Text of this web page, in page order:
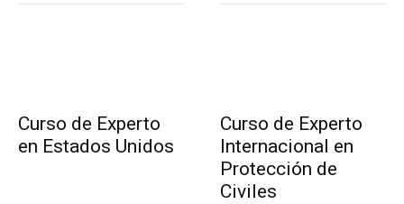
Curso de Experto
en Estados Unidos
Curso de Experto
Internacional en
Protección de
Civiles